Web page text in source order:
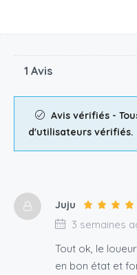
1 Avis
Avis vérifiés -
d'utilisateurs vérifiés.
Juju
3 semaines
Tout ok, le
en bon état et